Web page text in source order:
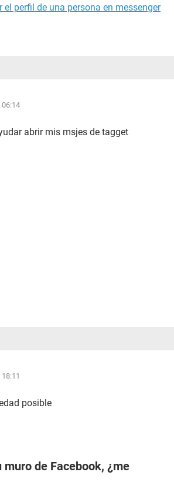
el perfil de una persona en messenger
06:14
abrir mis msjes de tagget
posible
muro de Facebook, ¿me